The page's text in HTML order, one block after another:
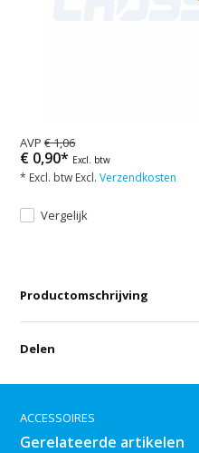
AVP€ 1,06
€ 0,90* Excl. btw
* Excl. btw Excl.Verzendkosten
Vergelijk
Productomschrijving
Delen
ACCESSOIRES
Gerelateerde artikelen